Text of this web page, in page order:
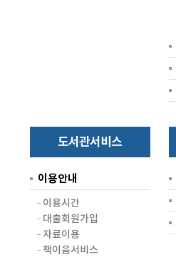
도서관서비스
이용안내
이용시간
대출회원가입
자료이용
책이음서비스